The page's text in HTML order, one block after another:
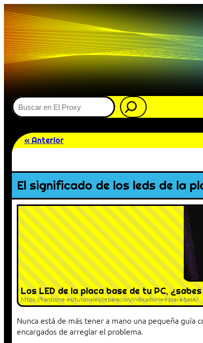
Buscar
« Anterior
El significado de los leds de la
Los LED de la placa base de tu PC,
https://hardzone.es/tutoriales/reparacion/indicador-led-placa-base/
Nunca está de más tener a mano una pequeña
encargados de arreglar el problema.